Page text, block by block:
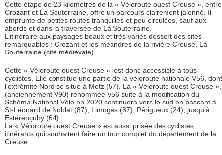
Cette étape de 23 kilomètres de la « Véloroute ouest Creuse », entre
Crozant et La Souterraine, offre un parcours clairement jalonné. Il
emprunte de petites routes tranquilles et peu circulées, sauf aux
abords et dans la traversée de La Souterraine.
L’itinéraire aux paysages beaux et très variés dessert des sites
remarquables : Crozant et les méandres de la rivière Creuse, La
Souterraine (cité médiévale).
Cette « Véloroute ouest Creuse », est donc accessible à tous
cyclistes. Elle constitue une partie de la véloroute nationale V56, dont
l’extrémité Nord se situe à Metz (57). La « Véloroute ouest Creuse »,
(anciennement V90) renommée V56 suite à la modification du
Schéma National Vélo en 2020 continuera vers le sud en passant à
St-Léonard de Noblat (87), Limoges (87), Périgueux (24), jusqu’à
Estérençuby (64).
La « Véloroute ouest Creuse » est aussi prisée des cyclistes
itinérants qui souhaitent faire un tour complet du département de la
Creuse.